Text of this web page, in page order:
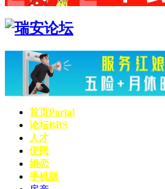
首页Portal
论坛BBS
人才
便民
婚恋
手机版